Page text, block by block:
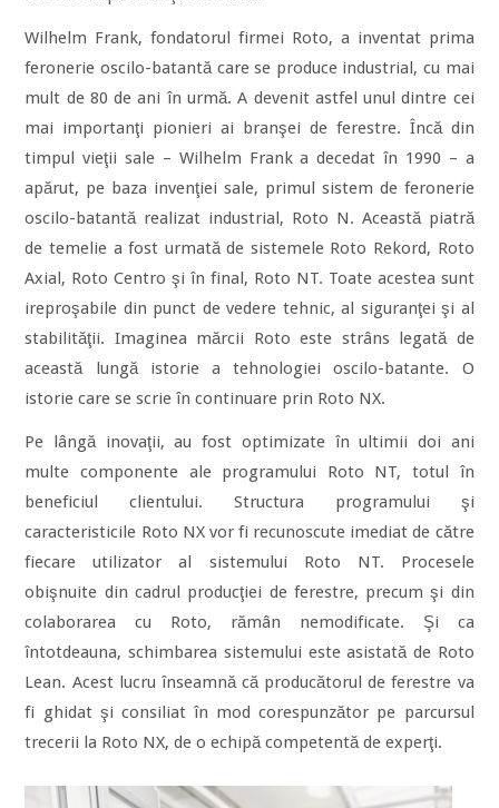
Wilhelm Frank, fondatorul firmei Roto, a inventat prima
feronerie oscilo-batantă care se produce industrial, cu mai
mult de 80 de ani în urmă. A devenit astfel unul dintre cei
mai importanţi pionieri ai branşei de ferestre. Încă din
timpul vieţii sale – Wilhelm Frank a decedat în 1990 – a
apărut, pe baza invenţiei sale, primul sistem de feronerie
oscilo-batantă realizat industrial, Roto N. Această piatră
de temelie a fost urmată de sistemele Roto Rekord, Roto
Axial, Roto Centro şi în final, Roto NT. Toate acestea sunt
ireproşabile din punct de vedere tehnic, al siguranţei şi al
stabilităţii. Imaginea mărcii Roto este strâns legată de
această lungă istorie a tehnologiei oscilo-batante. O
istorie care se scrie în continuare prin Roto NX.
Pe lângă inovaţii, au fost optimizate în ultimii doi ani
multe componente ale programului Roto NT, totul în
beneficiul clientului. Structura programului şi
caracteristicile Roto NX vor fi recunoscute imediat de către
fiecare utilizator al sistemului Roto NT. Procesele
obişnuite din cadrul producţiei de ferestre, precum şi din
colaborarea cu Roto, rămân nemodificate. Şi ca
întotdeauna, schimbarea sistemului este asistată de Roto
Lean. Acest lucru înseamnă că producătorul de ferestre va
fi ghidat şi consiliat în mod corespunzător pe parcursul
trecerii la Roto NX, de o echipă competentă de experţi.